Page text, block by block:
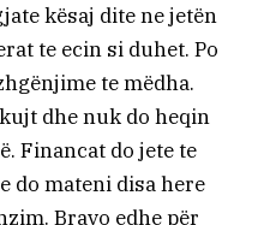
kësaj dite ne jetën
te ecin si duhet. Po
te mëdha.
dhe nuk do heqin
Financat do jete te
do mateni disa here
Bravo edhe për